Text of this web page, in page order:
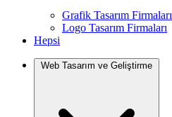
Grafik Tasarım Firmaları
Logo Tasarım Firmaları
Hepsi
Web Tasarım ve Geliştirme